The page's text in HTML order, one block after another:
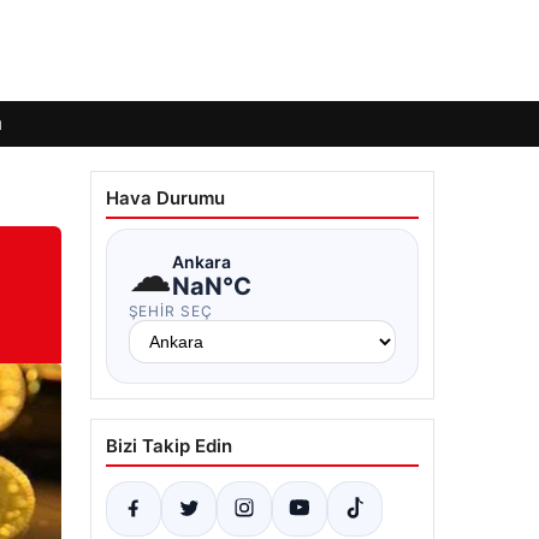
Hava Durumu
☁Ankara
NaN°C
ŞEHIR SEÇ
Bizi Takip Edin